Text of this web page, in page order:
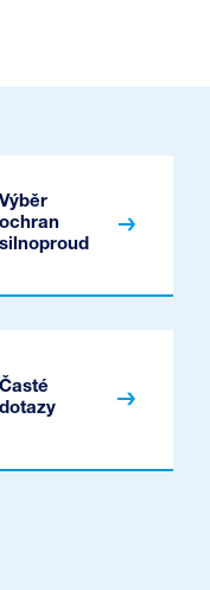
Výběr
ochran
silnoproud
Časté
dotazy